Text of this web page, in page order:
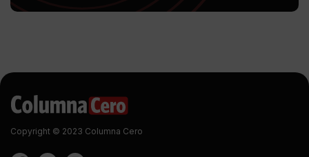
Copyright © 2023 Columna Cero